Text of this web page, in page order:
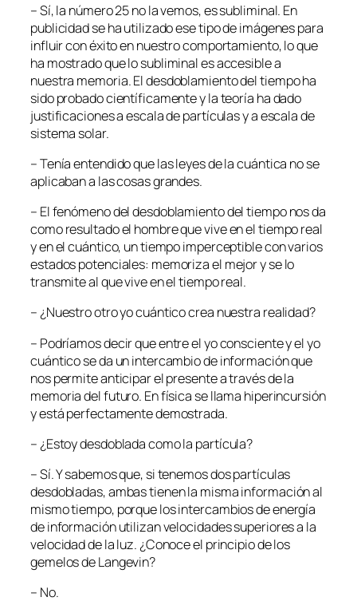
– Sí, la número 25 no la vemos, es subliminal. En
publicidad se ha utilizado ese tipo de imágenes para
influir con éxito en nuestro comportamiento, lo que
ha mostrado que lo subliminal es accesible a
nuestra memoria. El desdoblamiento del tiempo ha
sido probado científicamente y la teoría ha dado
justificaciones a escala de partículas y a escala de
sistema solar.
– Tenía entendido que las leyes de la cuántica no se
aplicaban a las cosas grandes.
– El fenómeno del desdoblamiento del tiempo nos da
como resultado el hombre que vive en el tiempo real
y en el cuántico, un tiempo imperceptible con varios
estados potenciales: memoriza el mejor y se lo
transmite al que vive en el tiempo real.
– ¿Nuestro otro yo cuántico crea nuestra realidad?
– Podríamos decir que entre el yo consciente y el yo
cuántico se da un intercambio de información que
nos permite anticipar el presente a través de la
memoria del futuro. En física se llama hiperincursión
y está perfectamente demostrada.
– ¿Estoy desdoblada como la partícula?
– Sí. Y sabemos que, si tenemos dos partículas
desdobladas, ambas tienen la misma información al
mismo tiempo, porque los intercambios de energía
de información utilizan velocidades superiores a la
velocidad de la luz. ¿Conoce el principio de los
gemelos de Langevin?
– No.